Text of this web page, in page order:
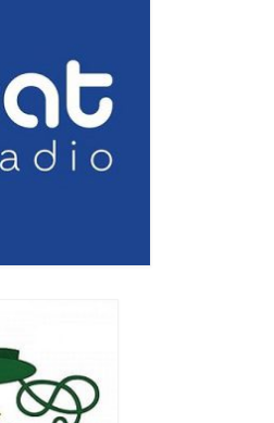
Jakuba Apostoła 2020
21.06.2020
W ŚWIĘTO
2019
Elekty